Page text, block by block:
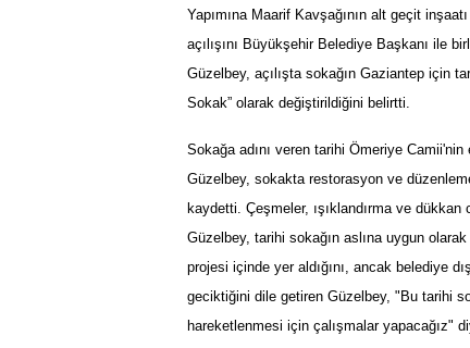
Yapımına Maarif Kavşağının alt geçit
açılışını Büyükşehir Belediye Başkanı ile
Güzelbey, açılışta sokağın Gaziantep için
Sokak” olarak değiştirildiğini belirtti.
Sokağa adını veren tarihi Ömeriye
Güzelbey, sokakta restorasyon ve
kaydetti. Çeşmeler, ışıklandırma ve dükkan
Güzelbey, tarihi sokağın aslına uygun olarak
projesi içinde yer aldığını, ancak belediye
geciktiğini dile getiren Güzelbey, "Bu tarihi
hareketlenmesi için çalışmalar yapacağız"